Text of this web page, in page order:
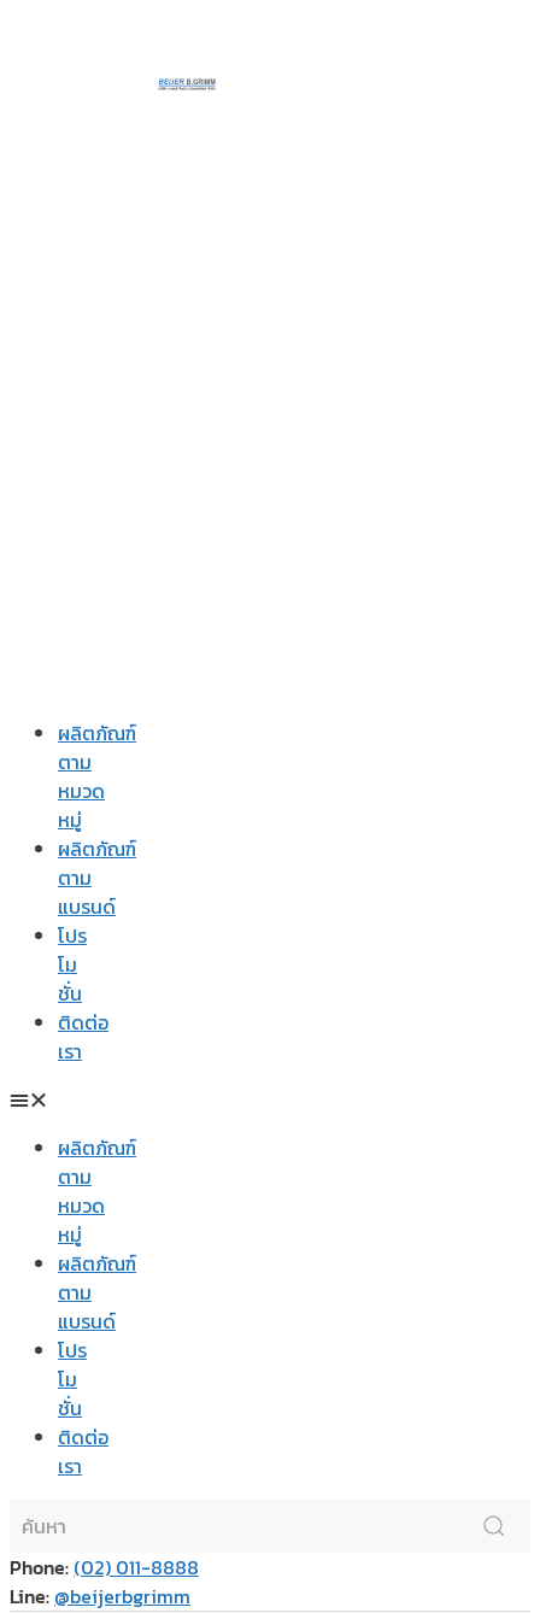
ผลิตภัณฑ์
ตาม
หมวด
หมู่
ผลิตภัณฑ์
ตาม
แบรนด์
โปร
โม
ชั่น
ติดต่อ
เรา
ผลิตภัณฑ์
ตาม
หมวด
หมู่
ผลิตภัณฑ์
ตาม
แบรนด์
โปร
โม
ชั่น
ติดต่อ
เรา
Phone: (02) 011-8888
Line: @beijerbgrimm